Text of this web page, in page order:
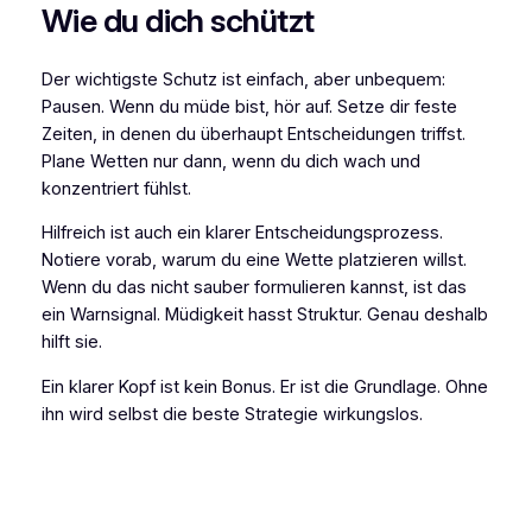
Wie du dich schützt
Der wichtigste Schutz ist einfach, aber unbequem:
Pausen. Wenn du müde bist, hör auf. Setze dir feste
Zeiten, in denen du überhaupt Entscheidungen triffst.
Plane Wetten nur dann, wenn du dich wach und
konzentriert fühlst.
Hilfreich ist auch ein klarer Entscheidungsprozess.
Notiere vorab, warum du eine Wette platzieren willst.
Wenn du das nicht sauber formulieren kannst, ist das
ein Warnsignal. Müdigkeit hasst Struktur. Genau deshalb
hilft sie.
Ein klarer Kopf ist kein Bonus. Er ist die Grundlage. Ohne
ihn wird selbst die beste Strategie wirkungslos.